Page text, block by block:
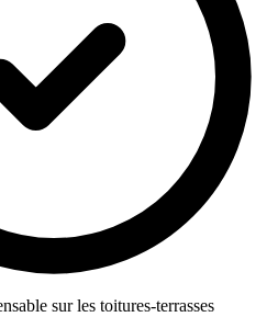
sur les toitures-terrasses